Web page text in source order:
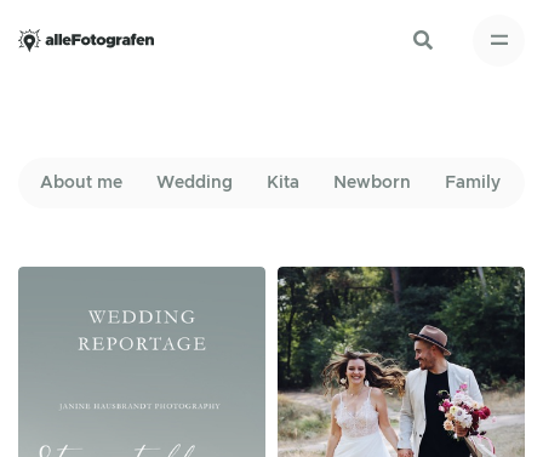
About me Wedding Kita Newborn Family